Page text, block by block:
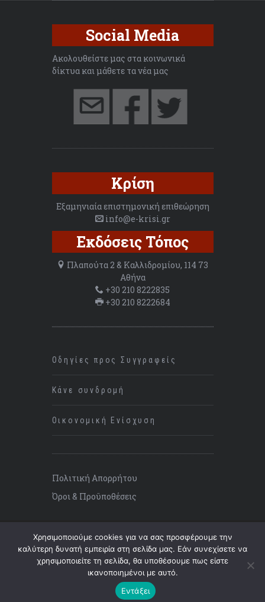
Social Media
Ακολουθείστε μας στα κοινωνικά
δίκτυα και μάθετε τα νέα μας
Κρίση
Εξαμηνιαία επιστημονική επιθεώρηση
info@e-krisi.gr
Εκδόσεις Τόπος
Πλαπούτα 2 & Καλλιδρομίου, 114 73
Αθήνα
+30 210 8222835
+30 210 8222684
Οδηγίες προς Συγγραφείς
Κάνε συνδρομή
Οικονομική Ενίσχυση
Πολιτική Απορρήτου
Όροι & Προϋποθέσεις
©2026 ΚΡΙΣΗ, All Rights Reserved.
Χρησιμοποιούμε cookies για να σας προσφέρουμε την
καλύτερη δυνατή εμπειρία στη σελίδα μας. Εάν συνεχίσετε να
χρησιμοποιείτε τη σελίδα, θα υποθέσουμε πως είστε
ικανοποιημένοι με αυτό.
Εντάξει